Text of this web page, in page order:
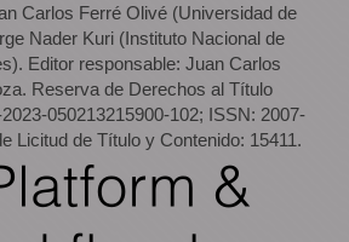
Carlos Ferré Olivé (Universidad de
Nader Kuri (Instituto Nacional de
Editor responsable: Juan Carlos
Reserva de Derechos al Título
050213215900-102; ISSN: 2007-
Licitud de Título y Contenido: 15411.